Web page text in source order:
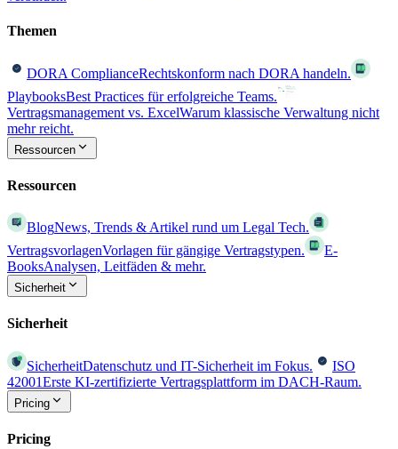
Themen
DORA ComplianceRechtskonform nach DORA handeln.
PlaybooksBest Practices für erfolgreiche Teams.
Vertragsmanagement vs. ExcelWarum klassische Verwaltung nicht
mehr reicht.
Ressourcen
Ressourcen
BlogNews, Trends & Artikel rund um Legal Tech.
VertragsvorlagenVorlagen für gängige Vertragstypen.
E-
BooksAnalysen, Leitfäden & mehr.
Sicherheit
Sicherheit
SicherheitDatenschutz und IT-Sicherheit im Fokus.
ISO
42001Erste KI-zertifizierte Vertragsplattform im DACH-Raum.
Pricing
Pricing